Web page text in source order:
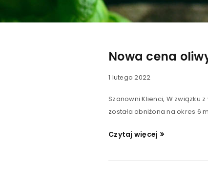
Nowa cena
1 lutego 2022
Szanowni Klienci, W związku
została obniżona na okres 6
Czytaj więcej